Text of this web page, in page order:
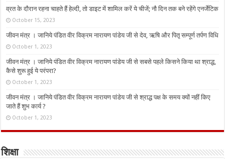
व्रत के दौरान रहना चाहते हैं हेल्दी, तो डाइट में शामिल करें ये चीजें; नौ दिन तक बने रहेंगे एनर्जेटिक
October 15, 2023
जीवन मंत्र । जानिये पंडित वीर विक्रम नारायण पांडेय जी से देव, ऋषि और पितृ सम्पूर्ण तर्पण विधि
October 1, 2023
जीवन मंत्र । जानिये पंडित वीर विक्रम नारायण पांडेय जी से सबसे पहले किसने किया था श्राद्ध,
कैसे शुरू हुई ये परंपरा?
October 1, 2023
जीवन मंत्र । जानिये पंडित वीर विक्रम नारायण पांडेय जी से श्राद्ध पक्ष के समय क्यों नहीं किए
जाते हैं शुभ कार्य ?
October 1, 2023
शिक्षा